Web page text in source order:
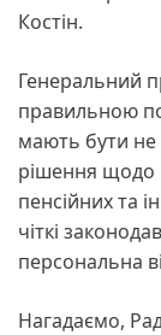
Костін.
Генеральний
правильною
мають бути не
рішення щодо
пенсійних та
чіткі
персональна
Нагадаємо,